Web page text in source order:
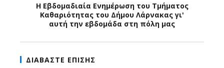
H Εβδομαδιαία Ενημέρωση του Τμήματος
Καθαριότητας του Δήμου Λάρνακας γι'
αυτή την εβδομάδα στη πόλη μας
ΔΙΑΒΑΣΤΕ ΕΠΙΣΗΣ